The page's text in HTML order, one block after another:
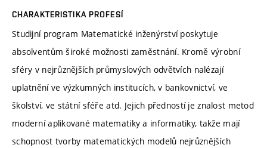
CHARAKTERISTIKA PROFESÍ
Studijní program Matematické inženýrství poskytuje
absolventům široké možnosti zaměstnání. Kromě výrobní
sféry v nejrůznějších průmyslových odvětvích nalézají
uplatnění ve výzkumných institucích, v bankovnictví, ve
školství, ve státní sféře atd. Jejich předností je znalost metod
moderní aplikované matematiky a informatiky, takže mají
schopnost tvorby matematických modelů nejrůznějších